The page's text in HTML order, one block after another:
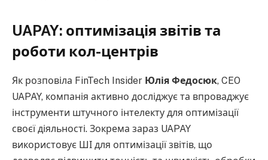
UAPAY: оптимізація звітів та
роботи кол-центрів
Як розповіла FinTech Insider Юлія Федосюк, CEO
UAPAY, компанія активно досліджує та впроваджує
інструменти штучного інтелекту для оптимізації
своєї діяльності. Зокрема зараз UAPAY
використовує ШІ для оптимізації звітів, що